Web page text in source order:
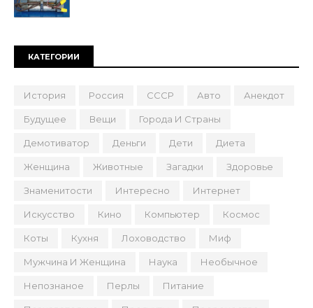
КАТЕГОРИИ
История Россия СССР Авто Анекдот
Будущее Вещи Города И Страны
Демотиватор Деньги Дети Диета
Женщина Животные Загадки Здоровье
Знаменитости Интересно Интернет
Искусство Кино Компьютер Космос
Коты Кухня Лоховодство Миф
Мужчина И Женщина Наука Необычное
Непознаное Перлы Питание